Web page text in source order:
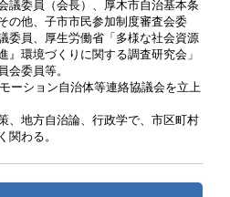
議委員（会長）、厚木市自治基本条
の他、子市市民参加制度審査会委
委員、厚生労働省「多様な社会資源
』環境づくりに関する調査研究会」
会委員等。
ーション自治体等連絡協議会を立上
、地方自治論、行政学で、市区町村
関わる。